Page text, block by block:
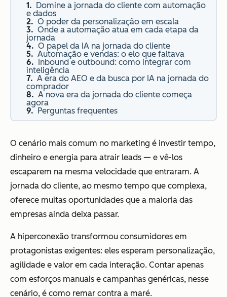
Domine a jornada do cliente com automação
e dados
O poder da personalização em escala
Onde a automação atua em cada etapa da
jornada
O papel da IA na jornada do cliente
Automação e vendas: o elo que faltava
Inbound e outbound: como integrar com
inteligência
A era do AEO e da busca por IA na jornada do
comprador
A nova era da jornada do cliente começa
agora
Perguntas frequentes
O cenário mais comum no marketing é investir tempo,
dinheiro e energia para atrair leads — e vê-los
escaparem na mesma velocidade que entraram. A
jornada do cliente, ao mesmo tempo que complexa,
oferece muitas oportunidades que a maioria das
empresas ainda deixa passar.
A hiperconexão transformou consumidores em
protagonistas exigentes: eles esperam personalização,
agilidade e valor em cada interação. Contar apenas
com esforços manuais e campanhas genéricas, nesse
cenário, é como remar contra a maré.